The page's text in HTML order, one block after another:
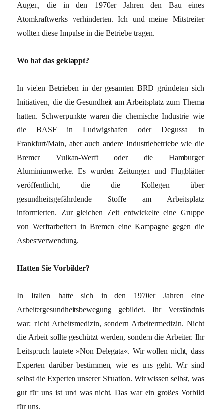
Augen, die in den 1970er Jahren den Bau eines
Atomkraftwerks verhinderten. Ich und meine Mitstreiter
wollten diese Impulse in die Betriebe tragen.
Wo hat das geklappt?
In vielen Betrieben in der gesamten BRD gründeten sich
Initiativen, die die Gesundheit am Arbeitsplatz zum Thema
hatten. Schwerpunkte waren die chemische Industrie wie
die BASF in Ludwigshafen oder Degussa in
Frankfurt/Main, aber auch andere Industriebetriebe wie die
Bremer Vulkan-Werft oder die Hamburger
Aluminiumwerke. Es wurden Zeitungen und Flugblätter
veröffentlicht, die die Kollegen über
gesundheitsgefährdende Stoffe am Arbeitsplatz
informierten. Zur gleichen Zeit entwickelte eine Gruppe
von Werftarbeitern in Bremen eine Kampagne gegen die
Asbestverwendung.
Hatten Sie Vorbilder?
In Italien hatte sich in den 1970er Jahren eine
Arbeitergesundheitsbewegung gebildet. Ihr Verständnis
war: nicht Arbeitsmedizin, sondern Arbeitermedizin. Nicht
die Arbeit sollte geschützt werden, sondern die Arbeiter. Ihr
Leitspruch lautete »Non Delegata«. Wir wollen nicht, dass
Experten darüber bestimmen, wie es uns geht. Wir sind
selbst die Experten unserer Situation. Wir wissen selbst, was
gut für uns ist und was nicht. Das war ein großes Vorbild
für uns.